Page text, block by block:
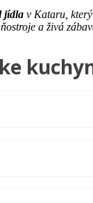
jídla v Kataru,
a živá